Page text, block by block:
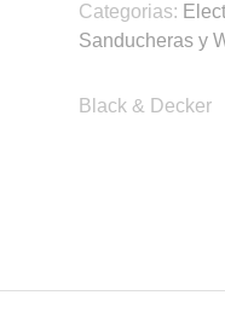
Categorias:
Sanducheras y
Black & Decker